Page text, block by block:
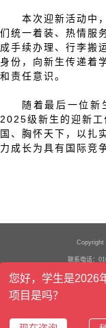
本次迎新活动中
们统一着装、热情服
成手续办理、行李搬
身份，向新生传递着
和责任意识。
随着最后一位新
2025级新生的迎新
国、胸怀天下，以扎
力成长为具有国际竞
Copyright
联系电话：
办公地址：北
您好，学生是2026
项目是吗？